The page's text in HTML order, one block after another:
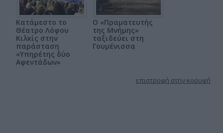
Κατάμεστο το
Θέατρο Λόφου
Κιλκίς στην
παράσταση
«Υπηρέτης δύο
Αφεντάδων»
Ο «Πραματευτής
της Μνήμης»
ταξιδεύει στη
Γουμένισσα
επιστροφή στην κορυφή